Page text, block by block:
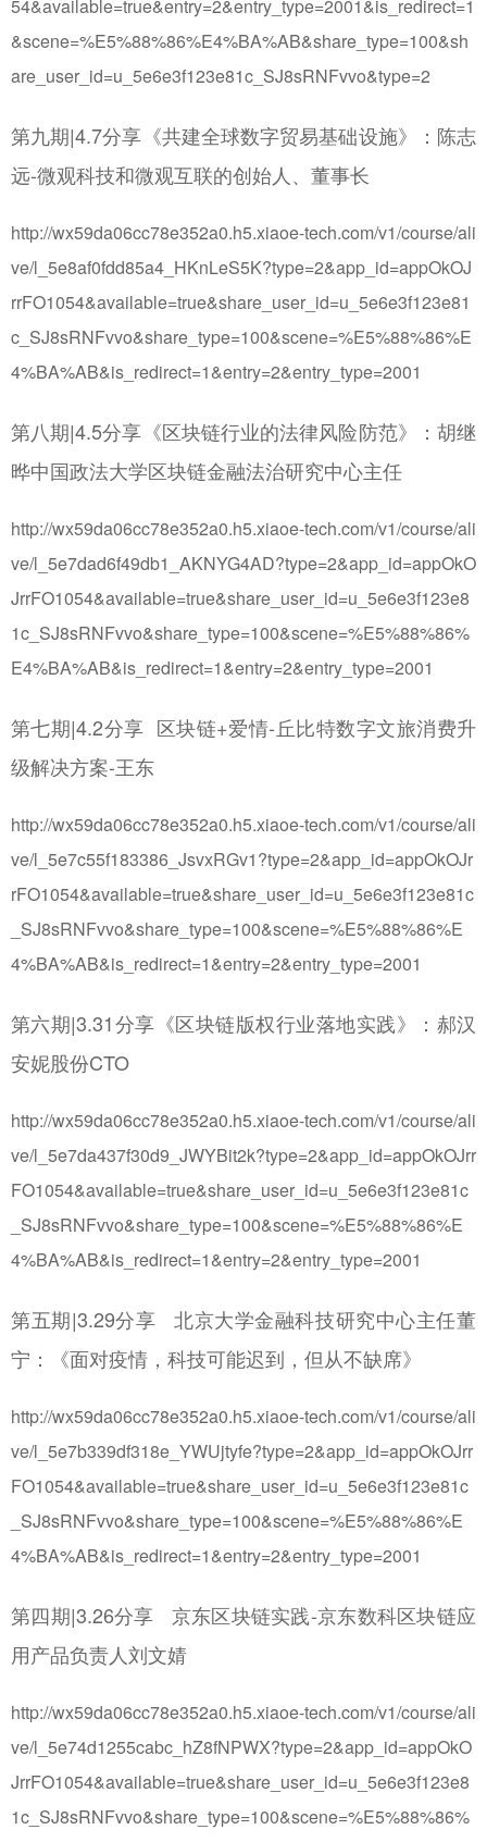
54&available=true&entry=2&entry_type=2001&is_redirect=1
&scene=%E5%88%86%E4%BA%AB&share_type=100&sh
are_user_id=u_5e6e3f123e81c_SJ8sRNFvvo&type=2
第九期|4.7分享《共建全球数字贸易基础设施》：陈志
远-微观科技和微观互联的创始人、董事长
http://wx59da06cc78e352a0.h5.xiaoe-tech.com/v1/course/ali
ve/l_5e8af0fdd85a4_HKnLeS5K?type=2&app_id=appOkOJ
rrFO1054&available=true&share_user_id=u_5e6e3f123e81
c_SJ8sRNFvvo&share_type=100&scene=%E5%88%86%E
4%BA%AB&is_redirect=1&entry=2&entry_type=2001
第八期|4.5分享《区块链行业的法律风险防范》：胡继
晔中国政法大学区块链金融法治研究中心主任
http://wx59da06cc78e352a0.h5.xiaoe-tech.com/v1/course/ali
ve/l_5e7dad6f49db1_AKNYG4AD?type=2&app_id=appOkO
JrrFO1054&available=true&share_user_id=u_5e6e3f123e8
1c_SJ8sRNFvvo&share_type=100&scene=%E5%88%86%
E4%BA%AB&is_redirect=1&entry=2&entry_type=2001
第七期|4.2分享 区块链+爱情-丘比特数字文旅消费升
级解决方案-王东
http://wx59da06cc78e352a0.h5.xiaoe-tech.com/v1/course/ali
ve/l_5e7c55f183386_JsvxRGv1?type=2&app_id=appOkOJr
rFO1054&available=true&share_user_id=u_5e6e3f123e81c
_SJ8sRNFvvo&share_type=100&scene=%E5%88%86%E
4%BA%AB&is_redirect=1&entry=2&entry_type=2001
第六期|3.31分享《区块链版权行业落地实践》：郝汉
安妮股份CTO
http://wx59da06cc78e352a0.h5.xiaoe-tech.com/v1/course/ali
ve/l_5e7da437f30d9_JWYBit2k?type=2&app_id=appOkOJrr
FO1054&available=true&share_user_id=u_5e6e3f123e81c
_SJ8sRNFvvo&share_type=100&scene=%E5%88%86%E
4%BA%AB&is_redirect=1&entry=2&entry_type=2001
第五期|3.29分享 北京大学金融科技研究中心主任董
宁：《面对疫情，科技可能迟到，但从不缺席》
http://wx59da06cc78e352a0.h5.xiaoe-tech.com/v1/course/ali
ve/l_5e7b339df318e_YWUjtyfe?type=2&app_id=appOkOJrr
FO1054&available=true&share_user_id=u_5e6e3f123e81c
_SJ8sRNFvvo&share_type=100&scene=%E5%88%86%E
4%BA%AB&is_redirect=1&entry=2&entry_type=2001
第四期|3.26分享 京东区块链实践-京东数科区块链应
用产品负责人刘文婧
http://wx59da06cc78e352a0.h5.xiaoe-tech.com/v1/course/ali
ve/l_5e74d1255cabc_hZ8fNPWX?type=2&app_id=appOkO
JrrFO1054&available=true&share_user_id=u_5e6e3f123e8
1c_SJ8sRNFvvo&share_type=100&scene=%E5%88%86%